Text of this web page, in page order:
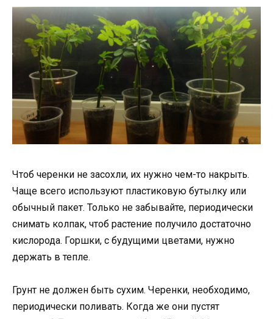
Чтоб черенки не засохли, их нужно чем-то накрыть.
Чаще всего используют пластиковую бутылку или
обычный пакет. Только не забывайте, периодически
снимать колпак, чтоб растение получило достаточно
кислорода. Горшки, с будущими цветами, нужно
держать в тепле.
Грунт не должен быть сухим. Черенки, необходимо,
периодически поливать. Когда же они пустят